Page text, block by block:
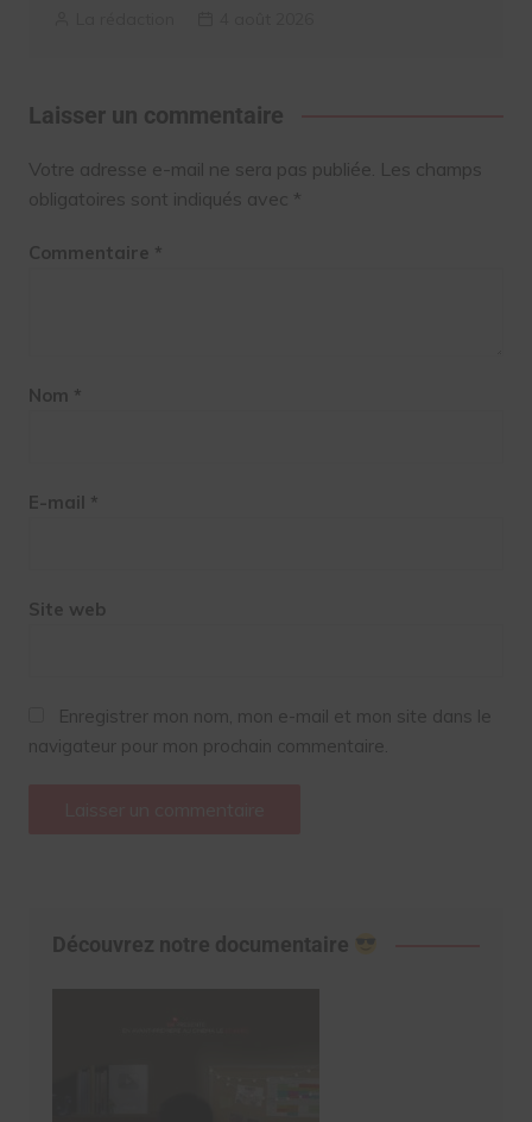
Laisser un commentaire
Votre adresse e-mail ne sera pas publiée. Les champs
obligatoires sont indiqués avec *
Commentaire *
Nom *
E-mail *
Site web
Enregistrer mon nom, mon e-mail et mon site dans le
navigateur pour mon prochain commentaire.
Découvrez notre documentaire